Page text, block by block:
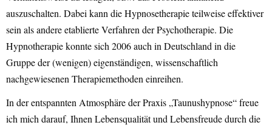
auszuschalten. Dabei kann die Hypnosetherapie teilweise effektiver
sein als andere etablierte Verfahren der Psychotherapie. Die
Hypnotherapie konnte sich 2006 auch in Deutschland in die
Gruppe der (wenigen) eigenständigen, wissenschaftlich
nachgewiesenen Therapiemethoden einreihen.
In der entspannten Atmosphäre der Praxis „Taunushypnose“ freue
ich mich darauf, Ihnen Lebensqualität und Lebensfreude durch die